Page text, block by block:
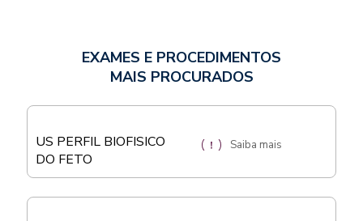
EXAMES E PROCEDIMENTOS
MAIS PROCURADOS
US PERFIL BIOFISICO
DO FETO
Saiba mais